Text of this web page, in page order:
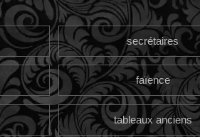
secrétaires
faïence
tableaux anciens